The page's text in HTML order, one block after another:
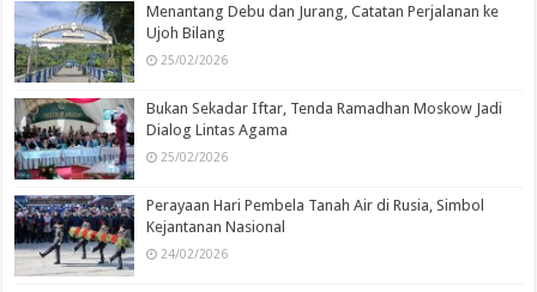
Menantang Debu dan Jurang, Catatan Perjalanan ke
Ujoh Bilang
25/02/2026
Bukan Sekadar Iftar, Tenda Ramadhan Moskow Jadi
Dialog Lintas Agama
25/02/2026
Perayaan Hari Pembela Tanah Air di Rusia, Simbol
Kejantanan Nasional
24/02/2026